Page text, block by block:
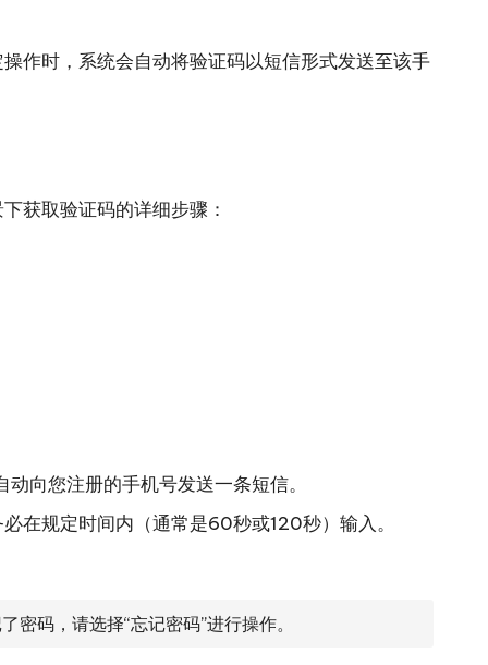
作时，系统会自动将验证码以短信形式发送至该手
获取验证码的详细步骤：
向您注册的手机号发送一条短信。
在规定时间内（通常是60秒或120秒）输入。
码，请选择“忘记密码”进行操作。